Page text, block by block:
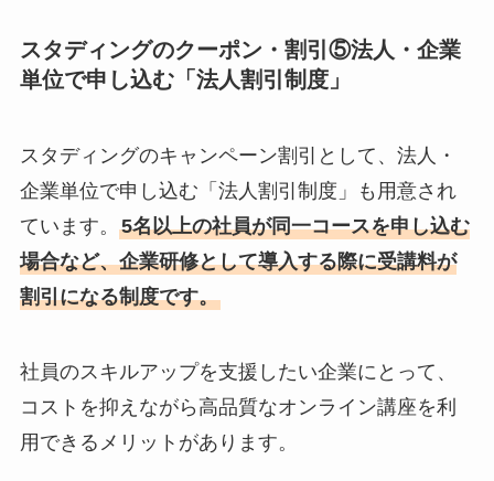
スタディングのクーポン・割引⑤法人・企業
単位で申し込む「法人割引制度」
スタディングのキャンペーン割引として、法人・
企業単位で申し込む「法人割引制度」も用意され
ています。 5名以上の社員が同一コースを申し込む
場合など、企業研修として導入する際に受講料が
割引になる制度です。
社員のスキルアップを支援したい企業にとって、
コストを抑えながら高品質なオンライン講座を利
用できるメリットがあります。